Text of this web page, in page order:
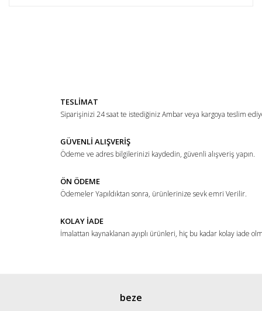
Ürün açıklamasında eksik bilgiler bulunuyor.
Ürün fiyatı diğer sitelerden daha pahalı.
Bu ürüne benzer farklı alternatifler olmalı.
Gönder
TESLİMAT
Siparişinizi 24 saat te istediğiniz Ambar veya kargoya teslim
GÜVENLİ ALIŞVERİŞ
Ödeme ve adres bilgilerinizi kaydedin, güvenli alışveriş yapın.
ÖN ÖDEME
Ödemeler Yapıldıktan sonra, ürünlerinize sevk emri Verilir.
KOLAY İADE
İmalattan kaynaklanan ayıplı ürünleri, hiç bu kadar kolay iade
beze